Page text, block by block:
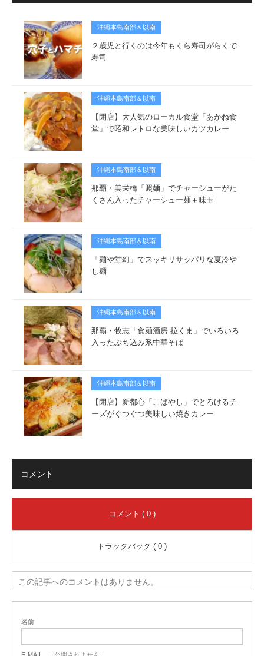
沖縄本島南部＆以南
２歳児と行くのは今年もくら寿司がらくで
寿司
沖縄本島南部＆以南
【閉店】大人気のローカル食堂「あかね食
堂」で昭和レトロな美味しいカツカレー
沖縄本島南部＆以南
那覇・美栄橋「照麺」でチャーシューがた
くさん入ったチャーシュー麺＋味玉
沖縄本島南部＆以南
「麺や堂幻」でスッキリサッパリな夏冷や
し麺
沖縄本島南部＆以南
那覇・牧志「食麺酒房 拉くま」でいろいろ
入ったぶち込み系中華そば
沖縄本島南部＆以南
【閉店】新都心「こばやし」でとろけるチ
ーズがぐつぐつ美味しい焼きカレー
コメント
コメント ( 0 )
トラックバック ( 0 )
この記事へのコメントはありません。
名前